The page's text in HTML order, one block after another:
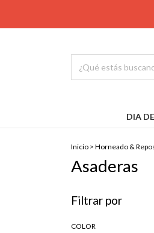
DIA
Inicio > Horneado &
Asaderas
Filtrar por
COLOR